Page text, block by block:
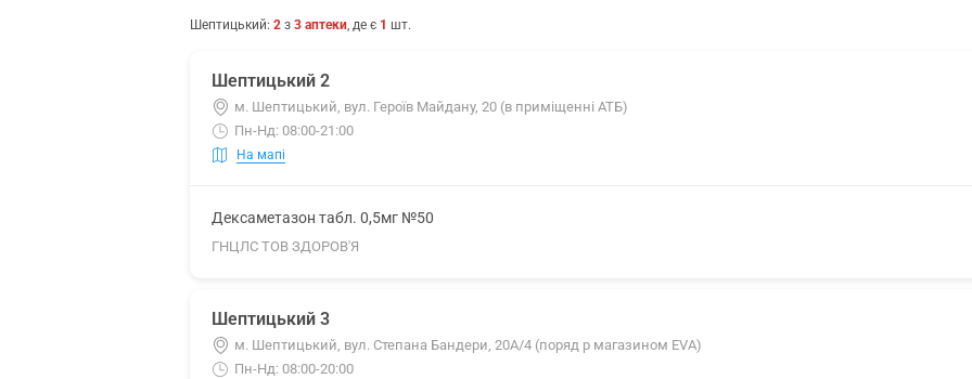
Шептицький: 2 з 3 аптеки, де є 1 шт.
Шептицький 2
м. Шептицький, вул. Героїв Майдану, 20 (в приміщенні АТБ)
Пн-Нд: 08:00-21:00
На мапі
Дексаметазон табл. 0,5мг №50
ГНЦЛС ТОВ ЗДОРОВ'Я
Шептицький 3
м. Шептицький, вул. Степана Бандери, 20А/4 (поряд p магазином EVA)
Пн-Нд: 08:00-20:00